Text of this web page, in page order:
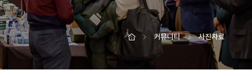
커뮤니티 사진자료